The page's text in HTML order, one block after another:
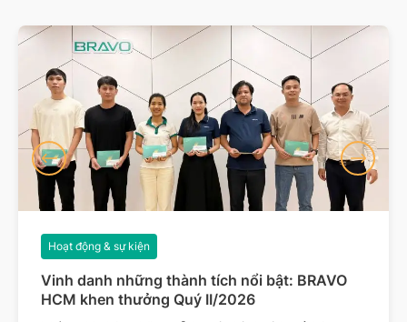
Vinh danh những thành tích nổi bật: BRAVO
HCM khen thưởng Quý II/2026
Hoạt động & sự kiện